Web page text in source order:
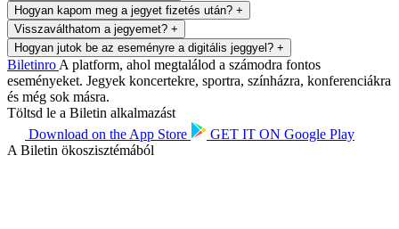
Hogyan kapom meg a jegyet fizetés után? +
Visszaválthatom a jegyemet? +
Hogyan jutok be az eseményre a digitális jeggyel? +
Biletinro A platform, ahol megtalálod a számodra fontos
eseményeket. Jegyek koncertekre, sportra, színházra, konferenciákra
és még sok másra.
Töltsd le a Biletin alkalmazást
Download on the App Store GET IT ON Google Play
A Biletin ökoszisztémából